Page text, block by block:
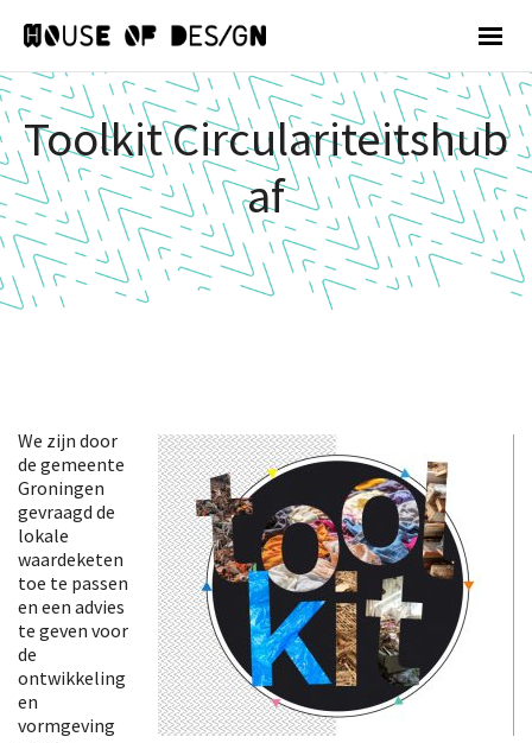
Toolkit Circulariteitshub
af
We zijn door
de gemeente
Groningen
gevraagd de
lokale
waardeketen
toe te passen
en een advies
te geven voor
de
ontwikkeling
en
vormgeving